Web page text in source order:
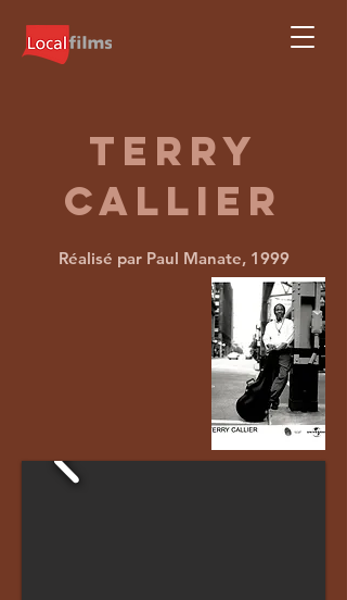
TERRY
CALLIER
Réalisé par Paul Manate, 1999